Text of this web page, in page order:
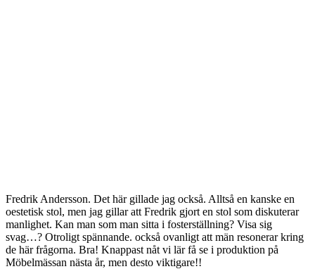
Fredrik Andersson. Det här gillade jag också. Alltså en kanske en
oestetisk stol, men jag gillar att Fredrik gjort en stol som diskuterar
manlighet. Kan man som man sitta i fosterställning? Visa sig
svag…? Otroligt spännande. också ovanligt att män resonerar kring
de här frågorna. Bra! Knappast nåt vi lär få se i produktion på
Möbelmässan nästa år, men desto viktigare!!